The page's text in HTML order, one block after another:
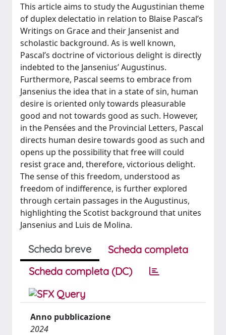
This article aims to study the Augustinian theme
of duplex delectatio in relation to Blaise Pascal’s
Writings on Grace and their Jansenist and
scholastic background. As is well known,
Pascal’s doctrine of victorious delight is directly
indebted to the Jansenius’ Augustinus.
Furthermore, Pascal seems to embrace from
Jansenius the idea that in a state of sin, human
desire is oriented only towards pleasurable
good and not towards good as such. However,
in the Pensées and the Provincial Letters, Pascal
directs human desire towards good as such and
opens up the possibility that free will could
resist grace and, therefore, victorious delight.
The sense of this freedom, understood as
freedom of indifference, is further explored
through certain passages in the Augustinus,
highlighting the Scotist background that unites
Jansenius and Luis de Molina.
Scheda breve
Scheda completa
Scheda completa (DC)
Anno pubblicazione
2024